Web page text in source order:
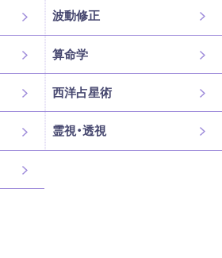
波動修正
算命学
西洋占星術
霊視・透視